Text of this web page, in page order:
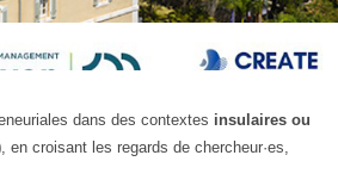
dans des contextes insulaires ou
, en croisant les regards de chercheur·es,